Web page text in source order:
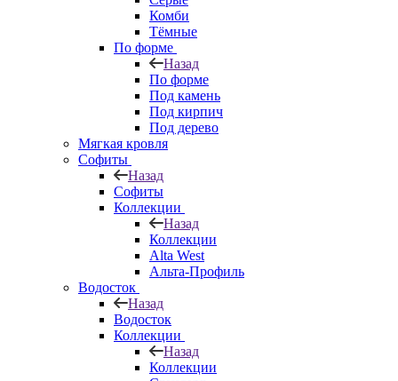
Комби
Тёмные
По форме
Назад
По форме
Под камень
Под кирпич
Под дерево
Мягкая кровля
Софиты
Назад
Софиты
Коллекции
Назад
Коллекции
Alta West
Альта-Профиль
Водосток
Назад
Водосток
Коллекции
Назад
Коллекции